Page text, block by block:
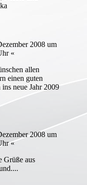
2008 um
«
allen
einen guten
ins neue Jahr 2009
2008 um
«
Grüße aus